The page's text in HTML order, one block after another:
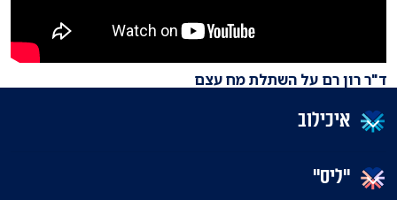
ד"ר רון רם על השתלת מח עצם
איכילוב
"ליס"